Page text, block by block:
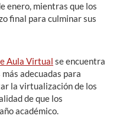
enero, mientras que los
final para culminar sus
Aula Virtual se encuentra
adecuadas para
la virtualización de los
de que los
académico.